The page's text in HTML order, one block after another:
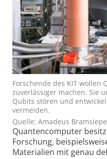
Forschende des KIT wollen
zuverlässiger machen. Sie
Qubits stören und
vermeiden.
Quelle: Amadeus
Quanten­compu­ter
For­schung,
Materi­alien mit genau